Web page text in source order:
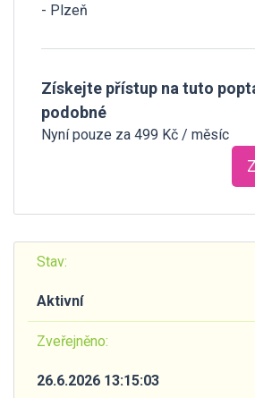
- Plzeň
Získejte přístup na tuto
podobné
Nyní pouze za 499 Kč / měsíc
Stav:
Aktivní
Zveřejněno:
26.6.2026 13:15:03